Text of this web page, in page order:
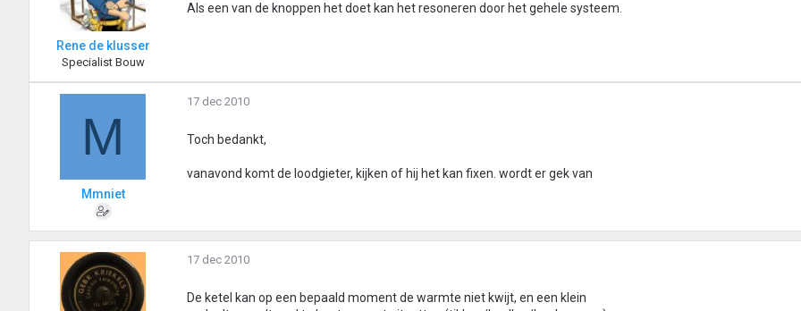
Rene de klusser
Specialist Bouw
Als een van de knoppen het doet kan het resoneren door het gehele systeem.
M
Mmniet
17 dec 2010
Toch bedankt,
vanavond komt de loodgieter, kijken of hij het kan fixen. wordt er gek van
17 dec 2010
De ketel kan op een bepaald moment de warmte niet kwijt, en een klein